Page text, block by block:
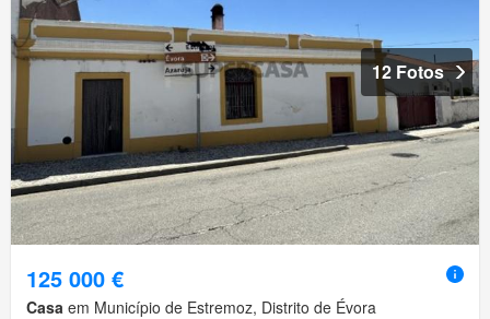
12 Fotos
125 000 €
Casa em Município de Estremoz, Distrito de Évora